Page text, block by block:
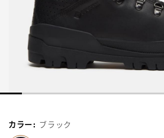
カラー: ブラック